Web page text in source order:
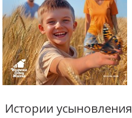
Истории усыновления